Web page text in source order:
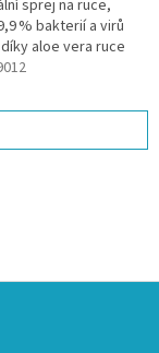
sprej na ruce,
% bakterií a virů
aloe vera ruce
Svěží vůně